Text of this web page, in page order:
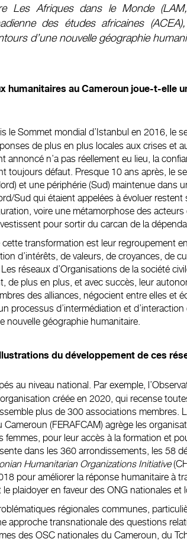
Les Afriques dans le Monde
des études africaines
d’une nouvelle géographie
humanitaires au Cameroun joue-t-elle
le Sommet mondial d’Istanbul en 2016, le
de plus en plus locales aux crises et
annoncé n’a pas réellement eu lieu, la
toujours défaut. Presque 10 ans après, le
et une périphérie (Sud) maintenue dans
Sud qui étaient appelées à évoluer restent
voire une métamorphose des acteurs
pour sortir du carcan de la
transformation est leur regroupement
d’intérêts, de valeurs, de croyances, de
réseaux d’Organisations de la société
de plus en plus, et avec succès, leur
des alliances, négocient entre elles et
processus d’intermédiation et d’interaction
nouvelle géographie humanitaire.
du développement de ces
au niveau national. Par exemple,
créée en 2020, qui recense
plus de 300 associations membres.
(FERAFCAM) agrège les
pour leur accès à la formation et
dans les 360 arrondissements, les 58
Humanitarian Organizations Initiative
pour améliorer la réponse humanitaire à
plaidoyer en faveur des ONG nationales et
régionales communes,
approche transnationale des questions
des OSC nationales du Cameroun, du